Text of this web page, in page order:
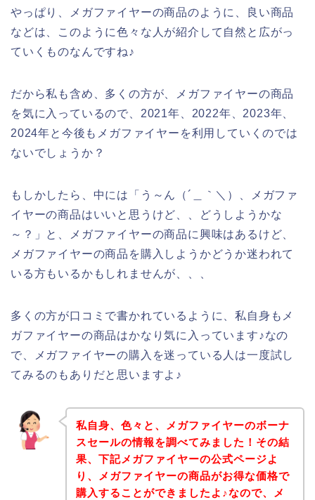
やっぱり、メガファイヤーの商品のように、良い商品
などは、このように色々な人が紹介して自然と広がっ
ていくものなんですね♪
だから私も含め、多くの方が、メガファイヤーの商品
を気に入っているので、2021年、2022年、2023年、
2024年と今後もメガファイヤーを利用していくのでは
ないでしょうか？
もしかしたら、中には「う～ん（´＿｀＼）、メガファ
イヤーの商品はいいと思うけど、、どうしようかな
～？」と、メガファイヤーの商品に興味はあるけど、
メガファイヤーの商品を購入しようかどうか迷われて
いる方もいるかもしれませんが、、、
多くの方が口コミで書かれているように、私自身もメ
ガファイヤーの商品はかなり気に入っています♪なの
で、メガファイヤーの購入を迷っている人は一度試し
てみるのもありだと思いますよ♪
私自身、色々と、メガファイヤーのボーナ
スセールの情報を調べてみました！その結
果、下記メガファイヤーの公式ページよ
り、メガファイヤーの商品がお得な価格で
購入することができましたよ♪なので、メ